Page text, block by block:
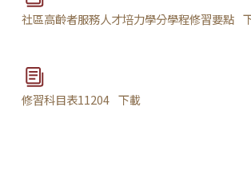
社區高齡者服務人才培力學分學程修習要點
修習科目表11204 下載